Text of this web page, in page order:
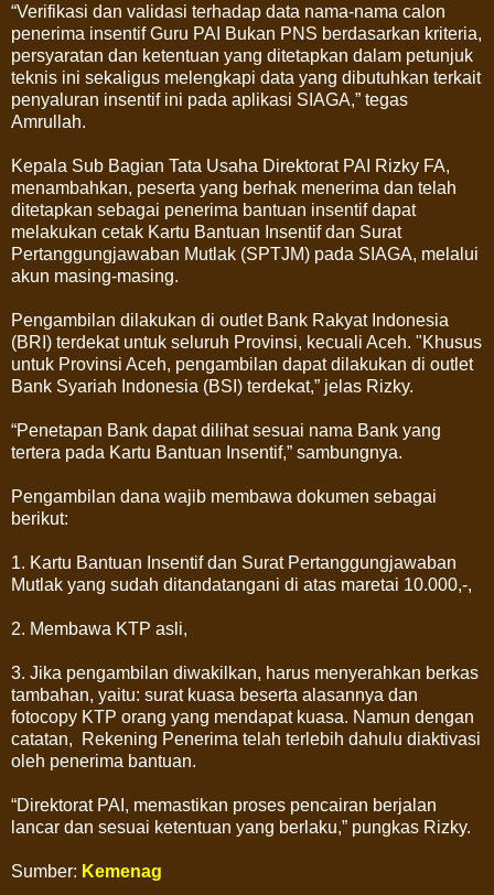
“Verifikasi dan validasi terhadap data nama-nama calon
penerima insentif Guru PAI Bukan PNS berdasarkan kriteria,
persyaratan dan ketentuan yang ditetapkan dalam petunjuk
teknis ini sekaligus melengkapi data yang dibutuhkan terkait
penyaluran insentif ini pada aplikasi SIAGA,” tegas
Amrullah.
Kepala Sub Bagian Tata Usaha Direktorat PAI Rizky FA,
menambahkan, peserta yang berhak menerima dan telah
ditetapkan sebagai penerima bantuan insentif dapat
melakukan cetak Kartu Bantuan Insentif dan Surat
Pertanggungjawaban Mutlak (SPTJM) pada SIAGA, melalui
akun masing-masing.
Pengambilan dilakukan di outlet Bank Rakyat Indonesia
(BRI) terdekat untuk seluruh Provinsi, kecuali Aceh. "Khusus
untuk Provinsi Aceh, pengambilan dapat dilakukan di outlet
Bank Syariah Indonesia (BSI) terdekat,” jelas Rizky.
“Penetapan Bank dapat dilihat sesuai nama Bank yang
tertera pada Kartu Bantuan Insentif,” sambungnya.
Pengambilan dana wajib membawa dokumen sebagai
berikut:
1. Kartu Bantuan Insentif dan Surat Pertanggungjawaban
Mutlak yang sudah ditandatangani di atas maretai 10.000,-,
2. Membawa KTP asli,
3. Jika pengambilan diwakilkan, harus menyerahkan berkas
tambahan, yaitu: surat kuasa beserta alasannya dan
fotocopy KTP orang yang mendapat kuasa. Namun dengan
catatan, Rekening Penerima telah terlebih dahulu diaktivasi
oleh penerima bantuan.
“Direktorat PAI, memastikan proses pencairan berjalan
lancar dan sesuai ketentuan yang berlaku,” pungkas Rizky.
Sumber: Kemenag